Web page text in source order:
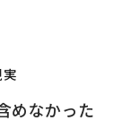
めなかった